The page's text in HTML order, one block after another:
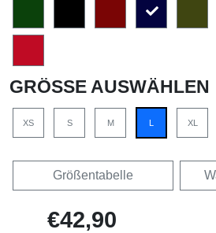
GRÖSSE AUSWÄHLEN
XS S M L XL
Größentabelle
€42,90